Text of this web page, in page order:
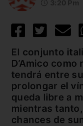
El conjunto
D’Amico
tendrá entre
prolongar el
queda libre a
mientras
chances de